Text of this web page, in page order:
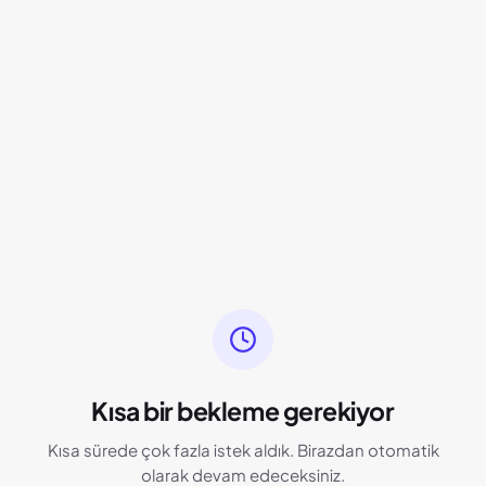
Kısa bir bekleme gerekiyor
Kısa sürede çok fazla istek aldık. Birazdan otomatik
olarak devam edeceksiniz.